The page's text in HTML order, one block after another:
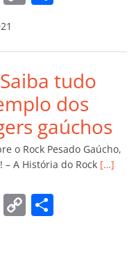
e
o
m
y
Li
n
k
p
ar
til
h
ar
tudo
dos
gaúchos
o Rock Pesado Gaúcho,
– A História do Rock […]
G C